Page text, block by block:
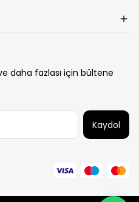
daha fazlası için bültene
Kaydol